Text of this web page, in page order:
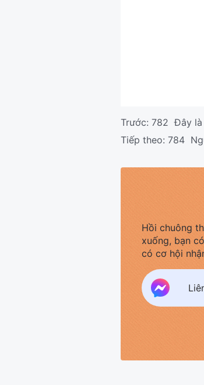
Trước: 782 Đây là
Tiếp theo: 784
Hồi chuông
xuống, bạn
có cơ hội